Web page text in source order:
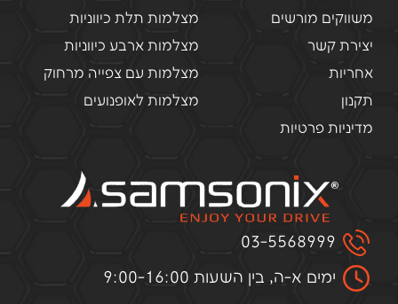
משווקים מורשים
יצירת קשר
אחריות
תקנון
מדיניות פרטיות
מצלמות תלת כיווניות
מצלמות ארבע כיווניות
מצלמות עם צפייה מרחוק
מצלמות לאופנועים
03-5568999
ימים א-ה, בין השעות 9:00-16:00